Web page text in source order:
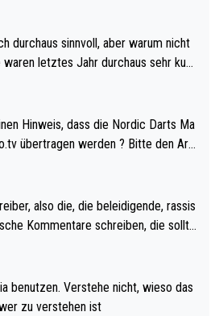
durchaus sinnvoll, aber warum nicht
qualifi
Qualifikation des Weltmei
Dies war bei Archie Self letzt
als amtierender Weltmeister durch
kaum, dass Mitchel sich das (in Ve
er doch eigentlich die PDC-WM als Zi
übertragen werden ? Bitte den Arti
also die, die beleidigende, rassis
Kommentare schreiben, die sollte
Nur eins wundert mich: Luke Little
der über Social Media GvV p
Mutter schießt öfters mal gegen Ric
benutzen. Verstehe nicht, wieso das
zu verstehen ist